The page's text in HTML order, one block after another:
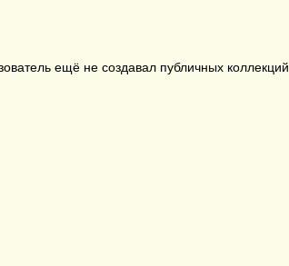
ещё не создавал публичных коллекций